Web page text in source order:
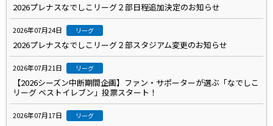
2026プレナスなでしこリーグ２部日程追加決定のお知らせ
2026年07月24日 リーグ
2026プレナスなでしこリーグ２部スタジアム変更のお知らせ
2026年07月21日 リーグ
【2026シーズン中断期間企画】ファン・サポーターが選ぶ「なでしこ
リーグ ベストイレブン」投票スタート！
2026年07月17日 リーグ